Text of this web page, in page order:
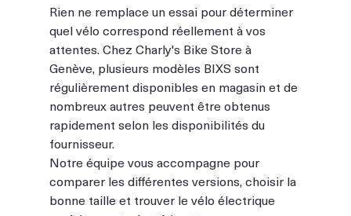
Rien ne remplace un essai pour déterminer
quel vélo correspond réellement à vos
attentes. Chez Charly's Bike Store à
Genève, plusieurs modèles BIXS sont
régulièrement disponibles en magasin et de
nombreux autres peuvent être obtenus
rapidement selon les disponibilités du
fournisseur.
Notre équipe vous accompagne pour
comparer les différentes versions, choisir la
bonne taille et trouver le vélo électrique